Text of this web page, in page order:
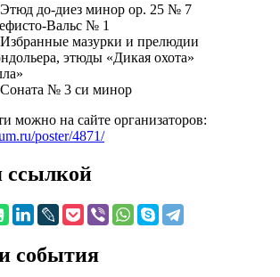
до-диез минор ор. 25 № 7
Вальс № 1
мазурки и прелюдии
этюды «Дикая охота»
№ 3 си минор
можно на сайте организаторов:
poster/4871/
ссылкой
события